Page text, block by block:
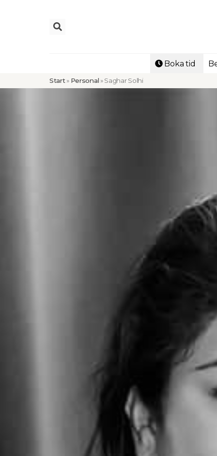
Boka tid
Start » Personal »Saghar Solhi